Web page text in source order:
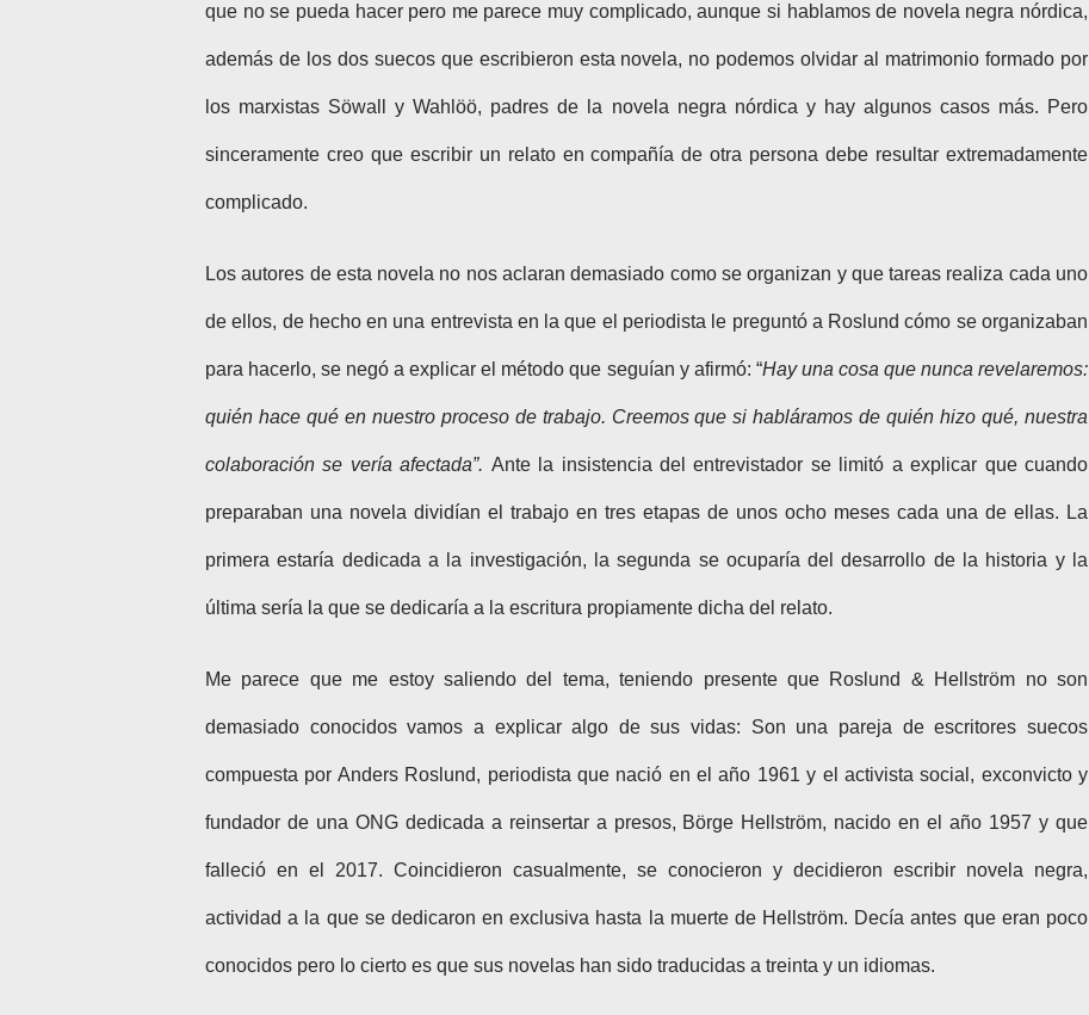
que no se pueda hacer pero me parece muy complicado, aunque si hablamos de novela negra nórdica,
además de los dos suecos que escribieron esta novela, no podemos olvidar al matrimonio formado por
los marxistas Söwall y Wahlöö, padres de la novela negra nórdica y hay algunos casos más. Pero
sinceramente creo que escribir un relato en compañía de otra persona debe resultar extremadamente
complicado.
Los autores de esta novela no nos aclaran demasiado como se organizan y que tareas realiza cada uno
de ellos, de hecho en una entrevista en la que el periodista le preguntó a Roslund cómo se organizaban
para hacerlo, se negó a explicar el método que seguían y afirmó: “Hay una cosa que nunca revelaremos:
quién hace qué en nuestro proceso de trabajo. Creemos que si habláramos de quién hizo qué, nuestra
colaboración se vería afectada”. Ante la insistencia del entrevistador se limitó a explicar que cuando
preparaban una novela dividían el trabajo en tres etapas de unos ocho meses cada una de ellas. La
primera estaría dedicada a la investigación, la segunda se ocuparía del desarrollo de la historia y la
última sería la que se dedicaría a la escritura propiamente dicha del relato.
Me parece que me estoy saliendo del tema, teniendo presente que Roslund & Hellström no son
demasiado conocidos vamos a explicar algo de sus vidas: Son una pareja de escritores suecos
compuesta por Anders Roslund, periodista que nació en el año 1961 y el activista social, exconvicto y
fundador de una ONG dedicada a reinsertar a presos, Börge Hellström, nacido en el año 1957 y que
falleció en el 2017. Coincidieron casualmente, se conocieron y decidieron escribir novela negra,
actividad a la que se dedicaron en exclusiva hasta la muerte de Hellström. Decía antes que eran poco
conocidos pero lo cierto es que sus novelas han sido traducidas a treinta y un idiomas.